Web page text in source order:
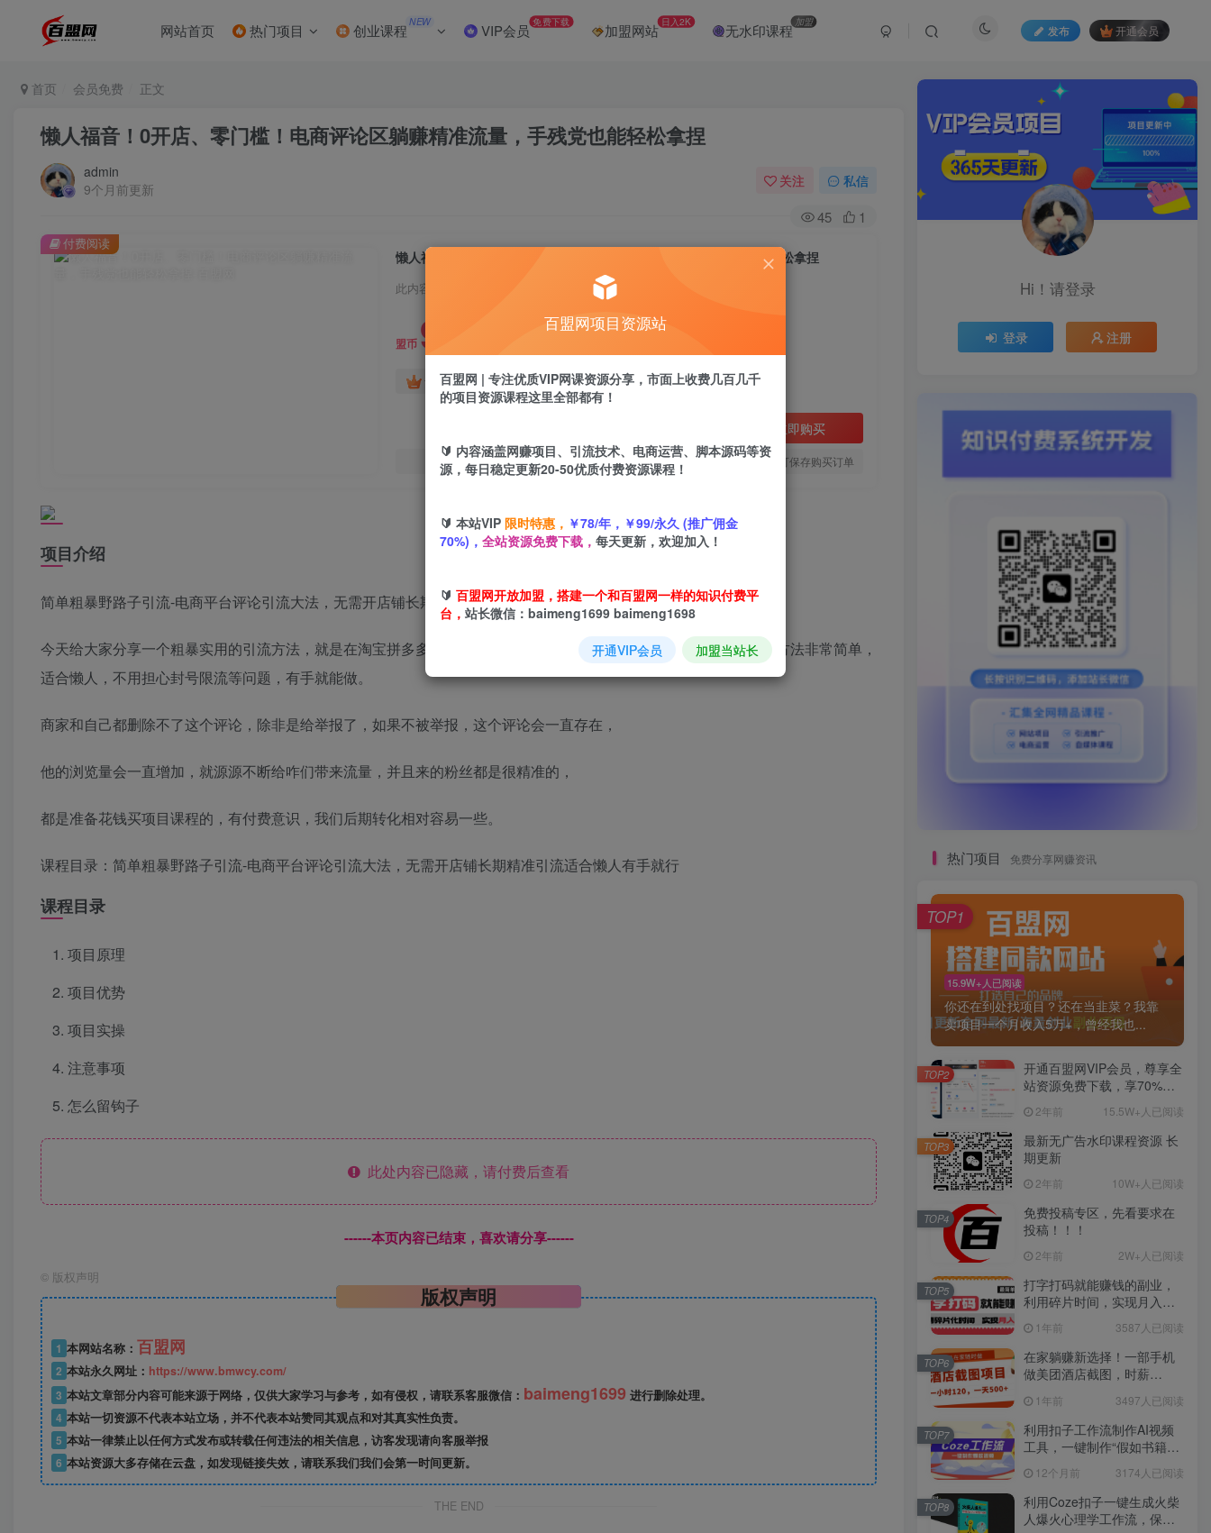
网站首页 热门项目 创业课程 NEW VIP会员 免费下载 加盟网站 日入2K 无水印课程 加盟
发布 开通会员
首页 会员免费 正文
懒人福音！0开店、零门槛！电商评论区躺赚精准流量，手残党也能轻松拿捏
admin
9个月前更新
关注 私信
45 1
懒人福音！0开店、零门槛！电商评论区躺赚精准流量，手残党也能轻松拿捏
此内容为付费阅读，请付费后查看
盟币 9.9
黄金会员免费 超级会员免费
立即购买
您当前未登录！建议登陆后购买，可保存购买订单
付费阅读
项目介绍
简单粗暴野路子引流-电商平台评论引流大法，无需开店铺长期精准引流适合懒人有手就行
今天给大家分享一个粗暴实用的引流方法，就是在淘宝拼多多等电商平台，卖网课、卖项目的评论区进行评论引流，方法非常简单，
适合懒人，不用担心封号限流等问题，有手就能做。
商家和自己都删除不了这个评论，除非是给举报了，如果不被举报，这个评论会一直存在，
他的浏览量会一直增加，就源源不断给咋们带来流量，并且来的粉丝都是很精准的，
都是准备花钱买项目课程的，有付费意识，我们后期转化相对容易一些。
课程目录：简单粗暴野路子引流-电商平台评论引流大法，无需开店铺长期精准引流适合懒人有手就行
课程目录
项目原理
项目优势
项目实操
注意事项
怎么留钩子
此处内容已隐藏，请付费后查看
------本页内容已结束，喜欢请分享------
© 版权声明
版权声明
1 本网站名称： 百盟网
2 本站永久网址： https://www.bmwcy.com/
3 本站文章部分内容可能来源于网络，仅供大家学习与参考，如有侵权，请联系客服微信： baimeng1699 进行删除处理。
4 本站一切资源不代表本站立场，并不代表本站赞同其观点和对其真实性负责。
5 本站一律禁止以任何方式发布或转载任何违法的相关信息，访客发现请向客服举报
6 本站资源大多存储在云盘，如发现链接失效，请联系我们我们会第一时间更新。
THE END
Hi！请登录
登录 注册
热门项目 免费分享网赚资讯
15.9W+人已阅读
你还在到处找项目？还在当韭菜？我靠
卖项目一个月收入5万+，曾经我也...
TOP1
开通百盟网VIP会员，尊享全
站资源免费下载，享70%的
惠】2年前 15.5W+人已阅读
TOP2
最新无广告水印课程资源 长
期更新
2年前 10W+人已阅读
TOP3
免费投稿专区，先看要求在
投稿！！！
2年前 2W+人已阅读
TOP4
打字打码就能赚钱的副业，
利用碎片时间，实现月入过
1年前 3587人已阅读
TOP5
在家躺赚新选择！一部手机
做美团酒店截图，时薪
1年前 3497人已阅读
TOP6
利用扣子工作流制作AI视频
工具，一键制作“假如书籍会
12个月前 3174人已阅读
TOP7
利用Coze扣子一键生成火柴
人爆火心理学工作流，保姆
TOP8
百盟网项目资源站
百盟网 | 专注优质VIP网课资源分享，市面上收费几百几千
的项目资源课程这里全部都有！
🔰 内容涵盖网赚项目、引流技术、电商运营、脚本源码等资
源，每日稳定更新20-50优质付费资源课程！
🔰 本站VIP 限时特惠， ￥78/年，￥99/永久 (推广佣金
70%)， 全站资源免费下载， 每天更新，欢迎加入！
🔰 百盟网开放加盟，搭建一个和百盟网一样的知识付费平
台， 站长微信：baimeng1699 baimeng1698
开通VIP会员 加盟当站长